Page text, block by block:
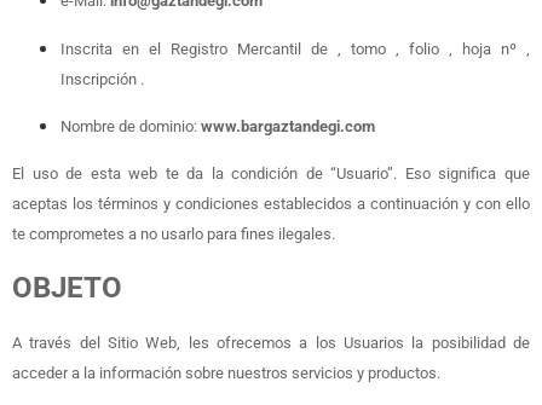
Inscrita en el Registro Mercantil de , tomo , folio , hoja nº ,
Inscripción .
Nombre de dominio: www.bargaztandegi.com
El uso de esta web te da la condición de “Usuario”. Eso significa que
aceptas los términos y condiciones establecidos a continuación y con ello
te comprometes a no usarlo para fines ilegales.
OBJETO
A través del Sitio Web, les ofrecemos a los Usuarios la posibilidad de
acceder a la información sobre nuestros servicios y productos.